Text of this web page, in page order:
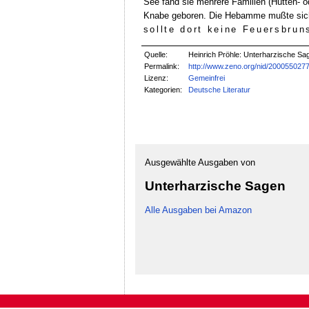
Knabe geboren. Die Hebamme mußte
sollte dort keine
Quelle:
Heinrich Pröhle: Unterharzische
Permalink:
http://www.zeno.org/nid/
Lizenz:
Gemeinfrei
Kategorien:
Deutsche Literatur
Ausgewählte Ausgaben von
Unterharzische Sagen
Alle Ausgaben bei Amazon